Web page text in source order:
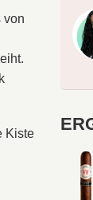
von
Kiste